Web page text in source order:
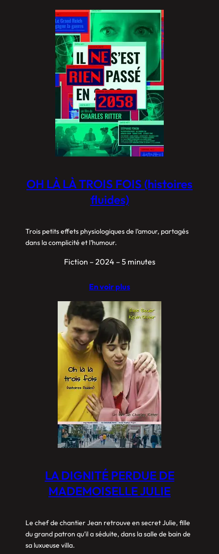
OH LÀ LÀ TROIS FOIS (histoires
fluides)
Trois petits effets physiologiques de l’amour, partagés
dans la complicité et l’humour.
Fiction – 2024 – 5 minutes
En voir plus
LA DIGNITÉ PERDUE DE
MADEMOISELLE JULIE
Le chef de chantier Jean retrouve en secret Julie, fille
du grand patron qu’il a séduite, dans la salle de bain de
sa luxueuse villa.